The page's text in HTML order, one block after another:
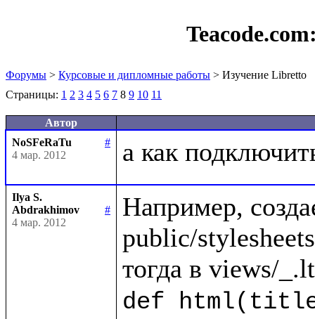
Форумы > Курсовые и дипломные работы > Изучение Libretto
Страницы: 1 2 3 4 5 6 7 8 9 10 11
Автор
NoSFeRaTu
#
4 мар. 2012
Ilya S.
Abdrakhimov
#
4 мар. 2012
Например,
public/
def